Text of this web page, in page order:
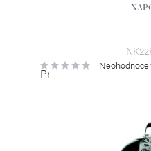
Průměrné
hodnocení